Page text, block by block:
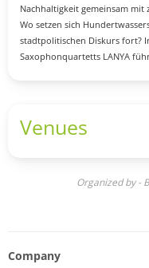
Nachhaltigkeit gemeinsam
Wo setzen sich
stadtpolitischen Diskurs fort?
Saxophonquartetts LANYA
Venues
Organized by -
Company